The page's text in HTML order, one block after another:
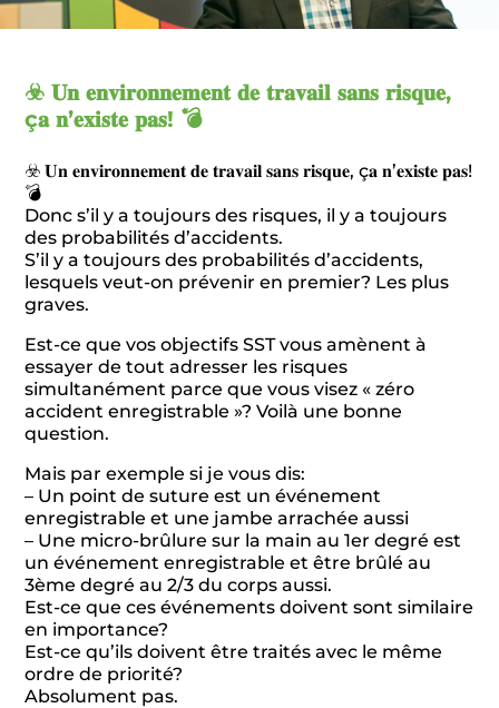
☣️ 𝐔𝐧 𝐞𝐧𝐯𝐢𝐫𝐨𝐧𝐧𝐞𝐦𝐞𝐧𝐭 𝐝𝐞 𝐭𝐫𝐚𝐯𝐚𝐢𝐥 𝐬𝐚𝐧𝐬 𝐫𝐢𝐬𝐪𝐮𝐞,
ç𝐚 𝐧’𝐞𝐱𝐢𝐬𝐭𝐞 𝐩𝐚𝐬! 💣
☣️ 𝐔𝐧 𝐞𝐧𝐯𝐢𝐫𝐨𝐧𝐧𝐞𝐦𝐞𝐧𝐭 𝐝𝐞 𝐭𝐫𝐚𝐯𝐚𝐢𝐥 𝐬𝐚𝐧𝐬 𝐫𝐢𝐬𝐪𝐮𝐞, ç𝐚 𝐧’𝐞𝐱𝐢𝐬𝐭𝐞 𝐩𝐚𝐬!
💣
Donc s’il y a toujours des risques, il y a toujours
des probabilités d’accidents.
S’il y a toujours des probabilités d’accidents,
lesquels veut-on prévenir en premier? Les plus
graves.
Est-ce que vos objectifs SST vous amènent à
essayer de tout adresser les risques
simultanément parce que vous visez « zéro
accident enregistrable »? Voilà une bonne
question.
Mais par exemple si je vous dis:
– Un point de suture est un événement
enregistrable et une jambe arrachée aussi
– Une micro-brûlure sur la main au 1er degré est
un événement enregistrable et être brûlé au
3ème degré au 2/3 du corps aussi.
Est-ce que ces événements doivent sont similaire
en importance?
Est-ce qu’ils doivent être traités avec le même
ordre de priorité?
Absolument pas.